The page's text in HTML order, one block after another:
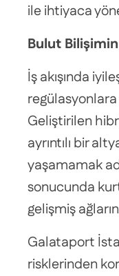
ile ihtiyaca
Bulut
İş akışında
Geliştirilen
ayrıntılı bir
yaşamamak
sonucunda
gelişmiş
Galataport
risklerinden